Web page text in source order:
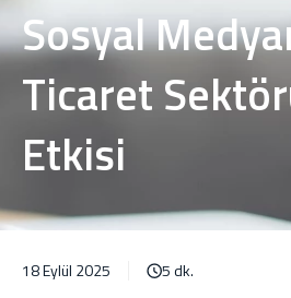
Sosyal
Ticaret
Etkisi
18 Eylül 2025 5 dk.